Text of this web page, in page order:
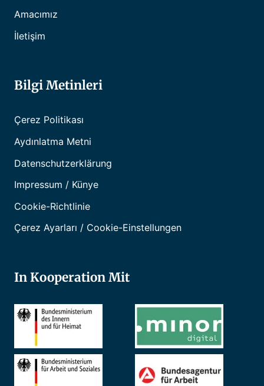
Amacımız
İletişim
Bilgi Metinleri
Çerez Politikası
Aydınlatma Metni
Datenschutzerklärung
Impressum / Künye
Cookie-Richtlinie
Çerez Ayarları / Cookie-Einstellungen
In Kooperation Mit